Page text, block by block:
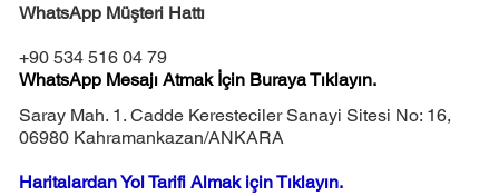
WhatsApp Müşteri Hattı
+90 534 516 04 79
WhatsApp Mesajı Atmak İçin Buraya Tıklayın.
Saray Mah. 1. Cadde Keresteciler Sanayi Sitesi No: 16,
06980 Kahramankazan/ANKARA
Haritalardan Yol Tarifi Almak için Tıklayın.